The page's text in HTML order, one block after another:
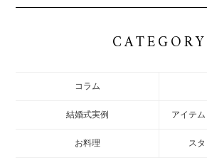
CATEGORY
コラム
結婚式実例 アイテ
お料理 ス